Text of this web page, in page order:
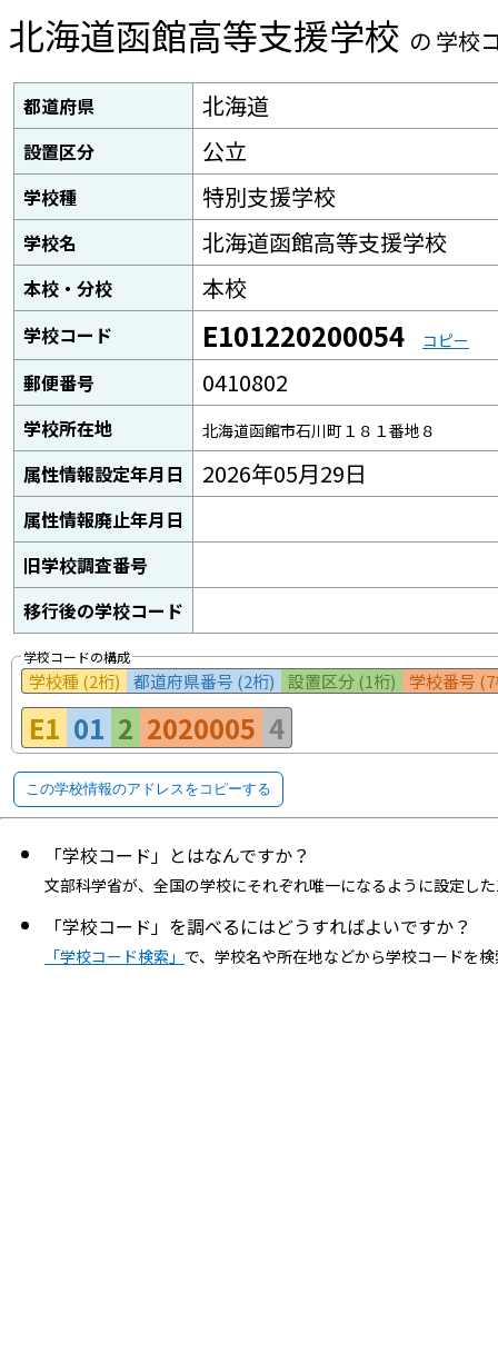
北海道函館高等支援学校 の 学校
都道府県 北海道
設置区分 公立
学校種 特別支援学校
学校名 北海道函館高等支援学校
本校・分校 本校
学校コード E101220200054 コピー
郵便番号 0410802
学校所在地 北海道函館市石川町１８１番地８
属性情報設定年月日 2026年05月29日
属性情報廃止年月日
旧学校調査番号
移行後の学校コード
学校コードの構成
学校種 (2桁) 都道府県番号 (2桁) 設置区分 (1桁) 学校番号
E1 01 2 2020005 4
この学校情報のアドレスをコピーする
「学校コード」とはなんですか？
文部科学省が、全国の学校にそれぞれ唯一になるように設定し
「学校コード」を調べるにはどうすればよいですか？
「学校コード検索」 で、学校名や所在地などから学校コードを